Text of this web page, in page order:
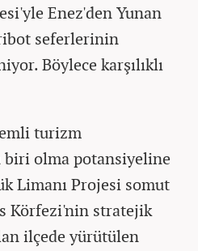
Enez'den Yunan
seferlerinin
Böylece karşılıklı
turizm
biri olma potansiyeline
Limanı Projesi somut
Körfezi'nin stratejik
ilçede yürütülen